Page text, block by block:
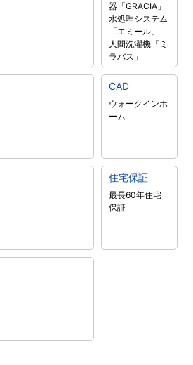
器「GRACIA」
水処理システム
「エミール」
人間洗濯機「ミ
ラバス」
CAD
ウォークインホ
ーム
住宅保証
最長60年住宅
保証